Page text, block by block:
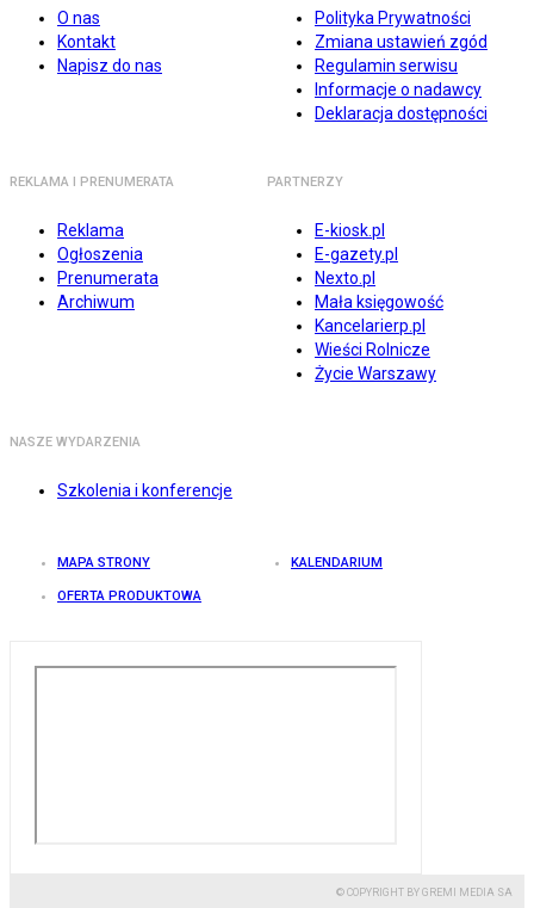
O nas
Kontakt
Napisz do nas
Polityka Prywatności
Zmiana ustawień zgód
Regulamin serwisu
Informacje o nadawcy
Deklaracja dostępności
REKLAMA I PRENUMERATA
Reklama
Ogłoszenia
Prenumerata
Archiwum
PARTNERZY
E-kiosk.pl
E-gazety.pl
Nexto.pl
Mała księgowość
Kancelarierp.pl
Wieści Rolnicze
Życie Warszawy
NASZE WYDARZENIA
Szkolenia i konferencje
MAPA STRONY KALENDARIUM
OFERTA PRODUKTOWA
© COPYRIGHT BY GREMI MEDIA SA